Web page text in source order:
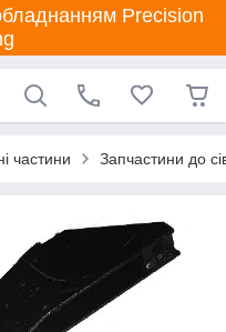
Precision
частини Запчастини до